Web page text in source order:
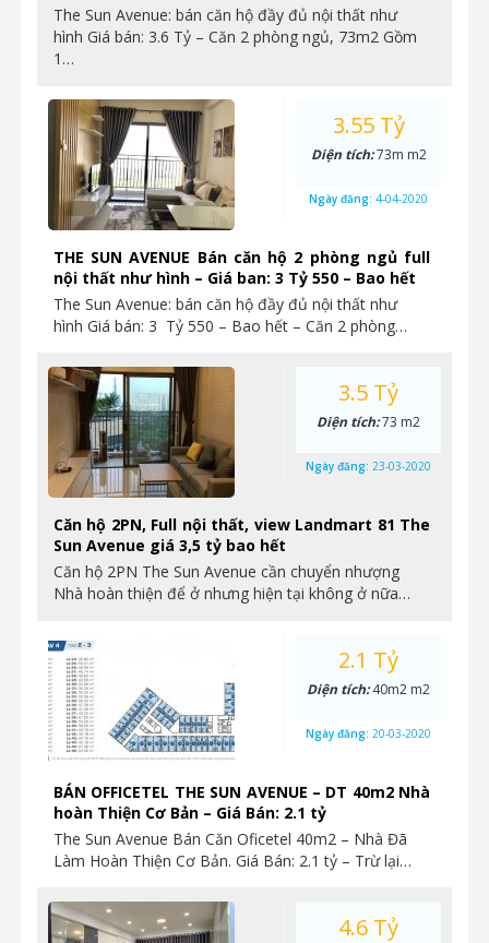
The Sun Avenue: bán căn hộ đầy đủ nội thất như
hình Giá bán: 3.6 Tỷ – Căn 2 phòng ngủ, 73m2 Gồm
1…
THE SUN AVENUE Bán căn hộ 2 phòng ngủ full
nội thất như hình – Giá ban: 3 Tỷ 550 – Bao hết
The Sun Avenue: bán căn hộ đầy đủ nội thất như
hình Giá bán: 3 Tỷ 550 – Bao hết – Căn 2 phòng…
3.55 Tỷ
Diện tích:73m m2
Ngày đăng: 4-04-2020
Căn hộ 2PN, Full nội thất, view Landmart 81 The
Sun Avenue giá 3,5 tỷ bao hết
Căn hộ 2PN The Sun Avenue cần chuyển nhượng
Nhà hoàn thiện để ở nhưng hiện tại không ở nữa…
3.5 Tỷ
Diện tích:73 m2
Ngày đăng: 23-03-2020
BÁN OFFICETEL THE SUN AVENUE – DT 40m2 Nhà
hoàn Thiện Cơ Bản – Giá Bán: 2.1 tỷ
The Sun Avenue Bán Căn Oficetel 40m2 – Nhà Đã
Làm Hoàn Thiện Cơ Bản. Giá Bán: 2.1 tỷ – Trừ lại…
2.1 Tỷ
Diện tích:40m2 m2
Ngày đăng: 20-03-2020
4.6 Tỷ